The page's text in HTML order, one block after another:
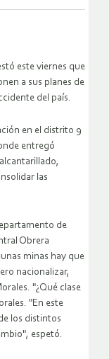
este viernes que
a sus planes de
del país.
en el distrito 9
entregó
las
de
Obrera
minas hay que
nacionalizar,
"¿Qué clase
"En este
los distintos
espetó.